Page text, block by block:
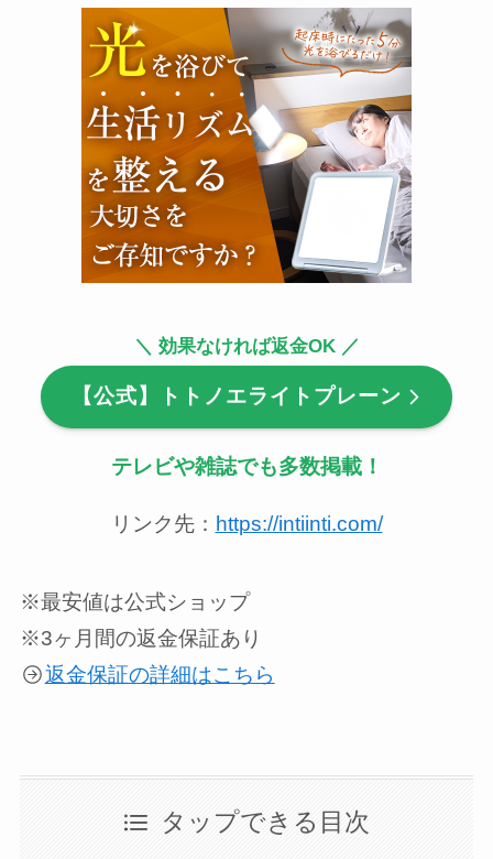
＼ 効果なければ返金OK ／
【公式】トトノエライトプレーン
テレビや雑誌でも多数掲載！
リンク先： https://intiinti.com/
※最安値は公式ショップ
※3ヶ月間の返金保証あり
返金保証の詳細はこちら
タップできる目次